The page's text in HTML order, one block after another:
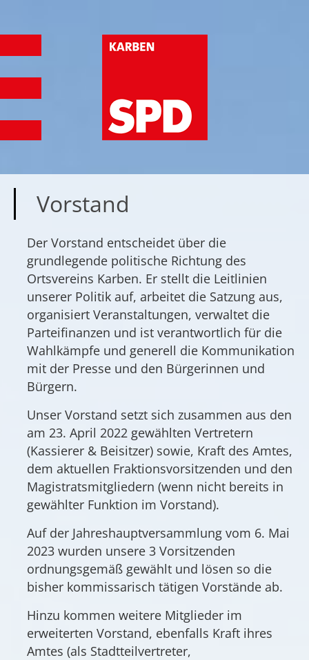
Vorstand
Der Vorstand entscheidet über die
grundlegende politische Richtung des
Ortsvereins Karben. Er stellt die Leitlinien
unserer Politik auf, arbeitet die Satzung aus,
organisiert Veranstaltungen, verwaltet die
Parteifinanzen und ist verantwortlich für die
Wahlkämpfe und generell die Kommunikation
mit der Presse und den Bürgerinnen und
Bürgern.
Unser Vorstand setzt sich zusammen aus den
am 23. April 2022 gewählten Vertretern
(Kassierer & Beisitzer) sowie, Kraft des Amtes,
dem aktuellen Fraktionsvorsitzenden und den
Magistratsmitgliedern (wenn nicht bereits in
gewählter Funktion im Vorstand).
Auf der Jahreshauptversammlung vom 6. Mai
2023 wurden unsere 3 Vorsitzenden
ordnungsgemäß gewählt und lösen so die
bisher kommissarisch tätigen Vorstände ab.
Hinzu kommen weitere Mitglieder im
erweiterten Vorstand, ebenfalls Kraft ihres
Amtes (als Stadtteilvertreter,